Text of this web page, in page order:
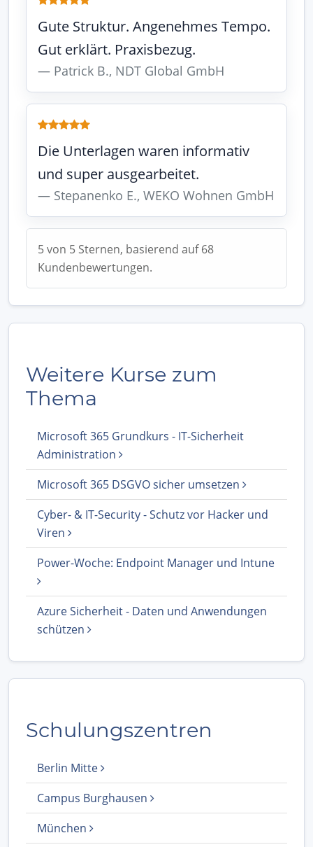
Gute Struktur. Angenehmes Tempo.
Gut erklärt. Praxisbezug.
Patrick B., NDT Global GmbH
Die Unterlagen waren informativ
und super ausgearbeitet.
Stepanenko E., WEKO Wohnen GmbH
5 von 5 Sternen, basierend auf 68
Kundenbewertungen.
Weitere Kurse zum
Thema
Microsoft 365 Grundkurs - IT-Sicherheit
Administration
Microsoft 365 DSGVO sicher umsetzen
Cyber- & IT-Security - Schutz vor Hacker und
Viren
Power-Woche: Endpoint Manager und Intune
Azure Sicherheit - Daten und Anwendungen
schützen
Schulungszentren
Berlin Mitte
Campus Burghausen
München